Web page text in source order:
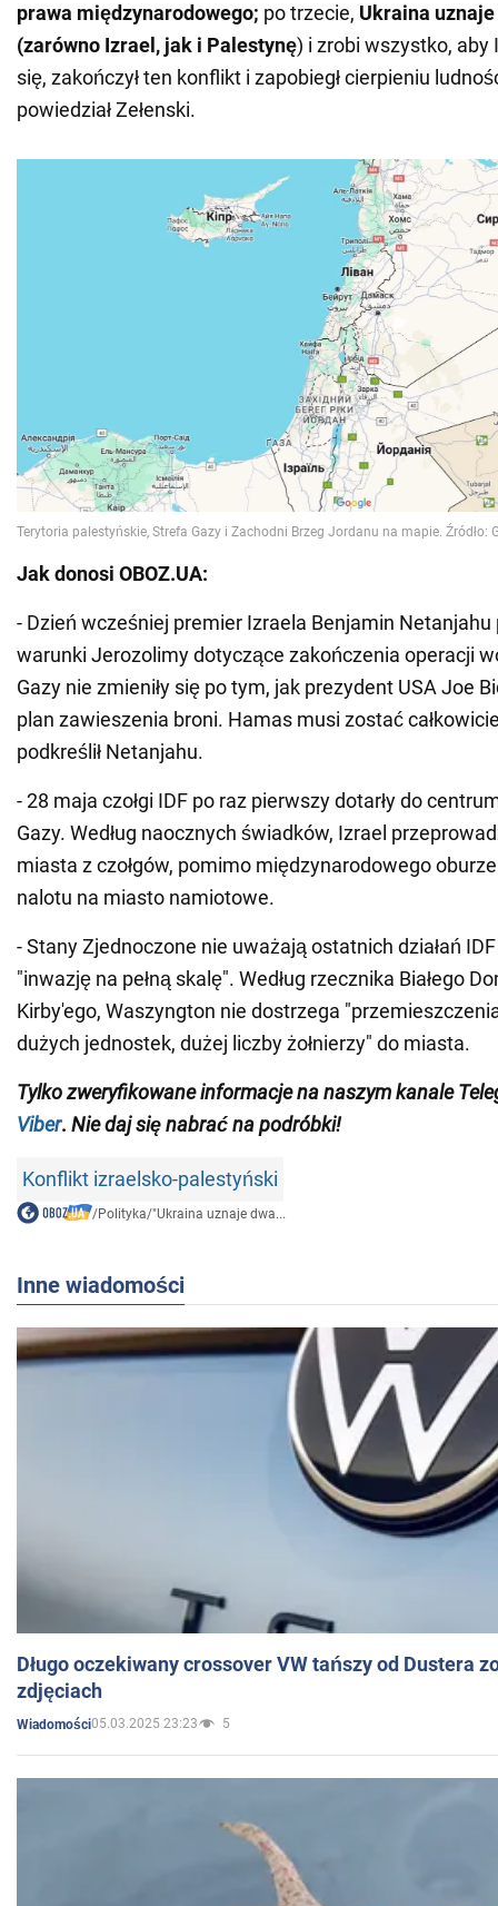
prawa międzynarodowego; po trzecie, Ukraina
(zarówno Izrael, jak i Palestynę) i zrobi wszystko, aby
się, zakończył ten konflikt i zapobiegł cierpieniu
powiedział Zełenski.
Jak donosi OBOZ.UA:
- Dzień wcześniej premier Izraela Benjamin Netanjahu
warunki Jerozolimy dotyczące zakończenia operacji
Gazy nie zmieniły się po tym, jak prezydent USA Joe
plan zawieszenia broni. Hamas musi zostać
podkreślił Netanjahu.
- 28 maja czołgi IDF po raz pierwszy dotarły do
Gazy. Według naocznych świadków, Izrael
miasta z czołgów, pomimo międzynarodowego
nalotu na miasto namiotowe.
- Stany Zjednoczone nie uważają ostatnich działań
"inwazję na pełną skalę". Według rzecznika Białego
Kirby'ego, Waszyngton nie dostrzega
dużych jednostek, dużej liczby żołnierzy" do miasta.
Tylkozweryfikowane informacje na naszym kanale
Viber. Nie daj się nabrać na podróbki!
Konflikt izraelsko-palestyński
/Polityka/"Ukraina uznaje dwa...
Inne wiadomości
Długo oczekiwany crossover VW tańszy od Dustera
zdjęciach
Wiadomości05.03.2025 23:23 5